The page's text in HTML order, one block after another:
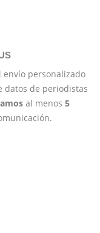
envío personalizado
datos de periodistas
al menos 5